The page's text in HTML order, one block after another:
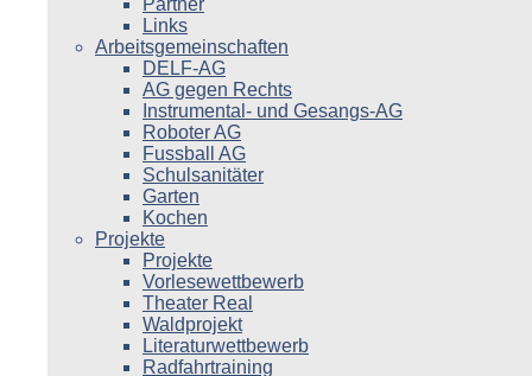
Partner
Links
Arbeitsgemeinschaften
DELF-AG
AG gegen Rechts
Instrumental- und Gesangs-AG
Roboter AG
Fussball AG
Schulsanitäter
Garten
Kochen
Projekte
Projekte
Vorlesewettbewerb
Theater Real
Waldprojekt
Literaturwettbewerb
Radfahrtraining